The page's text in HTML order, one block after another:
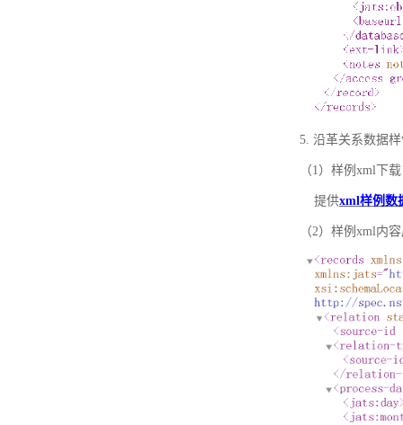
5. 沿革关系数据
（1）样例xml下载
提供xml样例数
（2）样例xml内